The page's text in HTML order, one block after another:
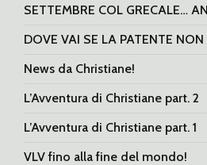
SETTEMBRE COL GRECALE…
DOVE VAI SE LA PATENTE NON
News da Christiane!
L’Avventura di Christiane part. 2
L’Avventura di Christiane part. 1
VLV fino alla fine del mondo!